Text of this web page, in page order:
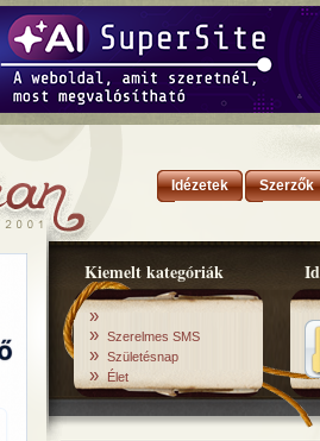
Idézetek Szerzők
Kiemelt kategóriák
»
» Szerelmes SMS
» Születésnap
» Élet